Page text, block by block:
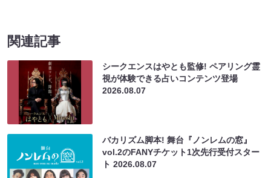
関連記事
シークエンスはやとも監修! ペアリング霊
視が体験できる占いコンテンツ登場
2026.08.07
バカリズム脚本! 舞台『ノンレムの窓』
vol.2のFANYチケット1次先行受付スター
ト2026.08.07